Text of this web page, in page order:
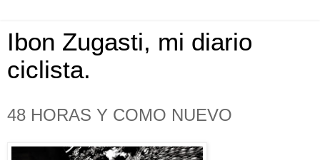
Ibon Zugasti, mi diario
ciclista.
48 HORAS Y COMO NUEVO